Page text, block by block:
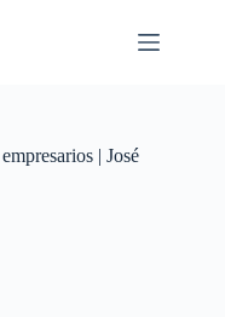
| José